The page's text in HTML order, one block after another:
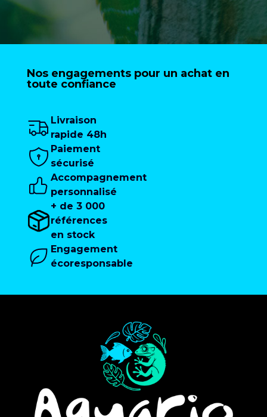
Nos engagements pour un achat en
toute confiance
Livraison
rapide 48h
Paiement
sécurisé
Accompagnement
personnalisé
+ de 3 000
références
en stock
Engagement
écoresponsable